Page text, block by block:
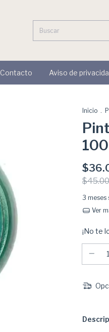
Contacto Aviso de
Inicio .
$45.00
3 meses
Ver
¡No te